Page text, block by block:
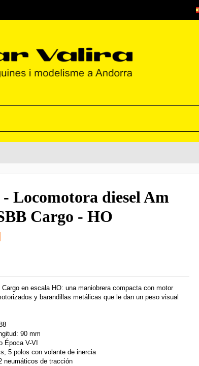
Locomotora diesel Am
Cargo - HO
Cargo en escala HO: una maniobrera compacta con motor
y barandillas metálicas que le dan un peso visual
90 mm
Época V-VI
5 polos con volante de inercia
neumáticos de tracción